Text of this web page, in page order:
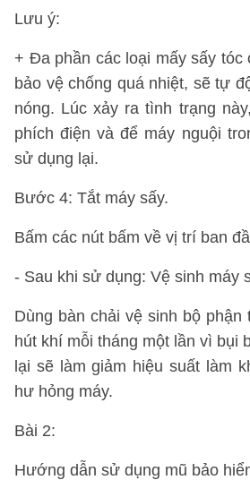
Lưu ý:
+ Đa phần các loại mấy sấy tóc
bảo vệ chống quá nhiệt, sẽ tự
nóng. Lúc xảy ra tình trạng
phích điện và để máy nguội
sử dụng lại.
Bước 4: Tắt máy sấy.
Bấm các nút bấm về vị trí ban
- Sau khi sử dụng: Vệ sinh máy
Dùng bàn chải vệ sinh bộ phận
hút khí mỗi tháng một lần vì bụi
lại sẽ làm giảm hiệu suất làm
hư hỏng máy.
Bài 2:
Hướng dẫn sử dụng mũ bảo